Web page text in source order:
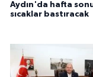
Aydın'da hafta
sıcaklar bastıracak